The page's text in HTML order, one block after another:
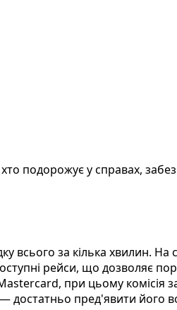
подорожує у справах,
всього за кілька хвилин.
рейси, що дозволяє
при цьому комісія
достатньо пред'явити його